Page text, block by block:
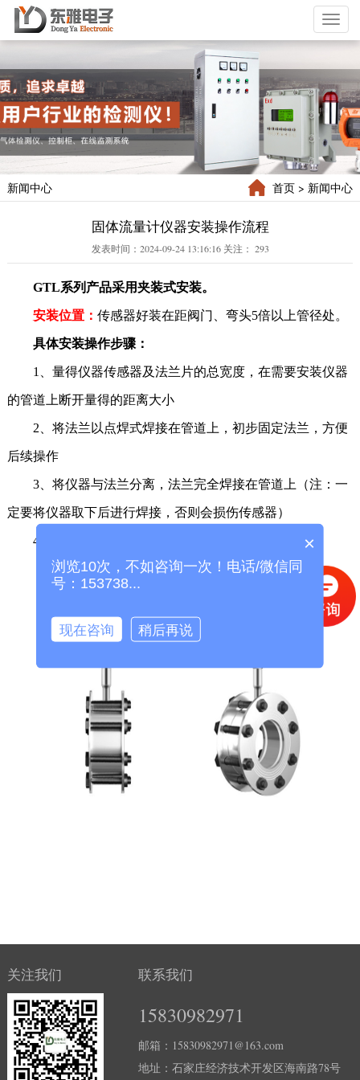
新闻中心 首页 > 新闻中心
固体流量计仪器安装操作流程
发表时间：2024-09-24 13:16:16 关注： 293
GTL系列产品采用夹装式安装。
安装位置： 传感器好装在距阀门、弯头5倍以上管径处。
具体安装操作步骤：
1、量得仪器传感器及法兰片的总宽度，在需要安装仪器
的管道上断开量得的距离大小
2、将法兰以点焊式焊接在管道上，初步固定法兰，方便
后续操作
3、将仪器与法兰分离，法兰完全焊接在管道上（注：一
定要将仪器取下后进行焊接，否则会损伤传感器）
4、将仪器与焊好的法兰，连接固定即可
关注我们 联系我们
15830982971
邮箱：15830982971@163.com
地址：石家庄经济技术开发区海南路78号
×
浏览10次，不如咨询一次！电话/微信同
号：153738...
现在咨询 稍后再说